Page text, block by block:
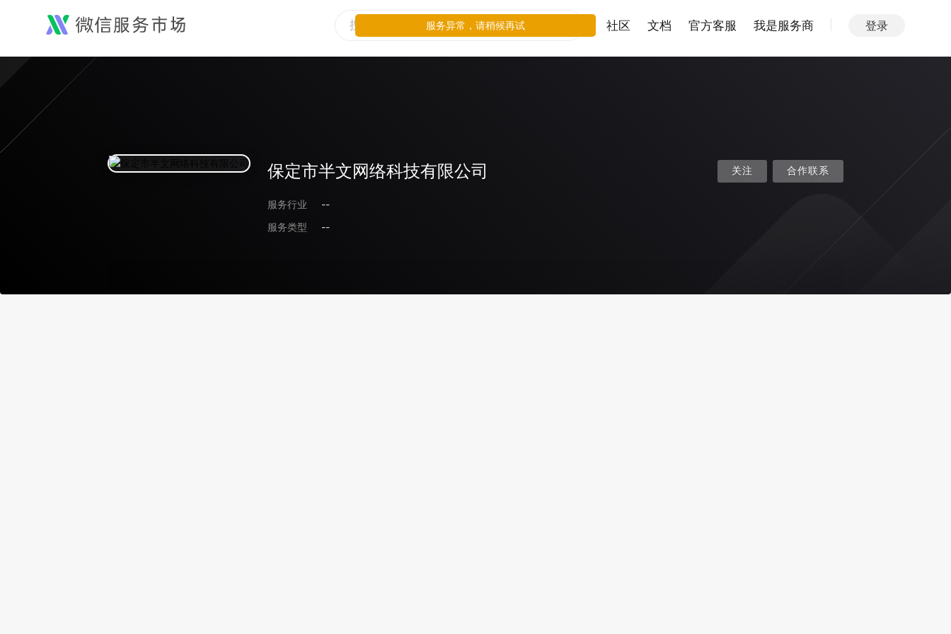
社区 文档 官方客服 我是服务商 登录
保定市半文网络科技有限公司
服务行业
--
服务类型
--
关注 合作联系
服务异常，请稍候再试